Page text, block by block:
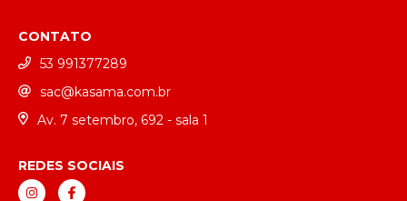
CONTATO
53 991377289
sac@kasama.com.br
Av. 7 setembro, 692 - sala 1
REDES SOCIAIS